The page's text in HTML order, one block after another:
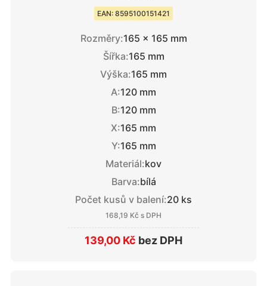
EAN: 8595100151421
Rozměry:165 × 165 mm
Šířka:165 mm
Výška:165 mm
A:120 mm
B:120 mm
X:165 mm
Y:165 mm
Materiál:kov
Barva:bílá
Počet kusů v balení:20 ks
168,19 Kč s DPH
139,00 Kč bez DPH